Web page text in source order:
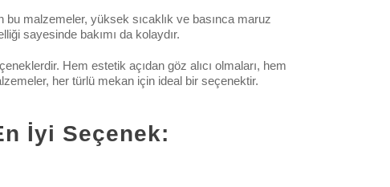
bu malzemeler, yüksek sıcaklık ve basınca maruz
sayesinde bakımı da kolaydır.
Hem estetik açıdan göz alıcı olmaları, hem
her türlü mekan için ideal bir seçenektir.
İyi Seçenek: